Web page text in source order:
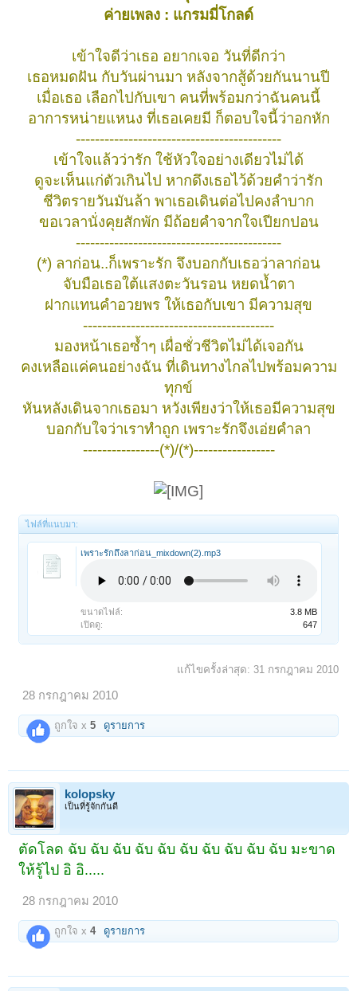
ค่ายเพลง : แกรมมี่โกลด์
เข้าใจดีว่าเธอ อยากเจอ วันที่ดีกว่า
เธอหมดฝัน กับวันผ่านมา หลังจากสู้ด้วยกันนานปี
เมื่อเธอ เลือกไปกับเขา คนที่พร้อมกว่าฉันคนนี้
อาการหน่ายแหนง ที่เธอเคยมี ก็ตอบใจนี้ว่าอกหัก
-------------------------------------------
เข้าใจแล้วว่ารัก ใช้หัวใจอย่างเดียวไม่ได้
ดูจะเห็นแก่ตัวเกินไป หากดึงเธอไว้ด้วยคำว่ารัก
ชีวิตรายวันมันล้า พาเธอเดินต่อไปคงลำบาก
ขอเวลานั่งคุยสักพัก มีถ้อยคำจากใจเปียกปอน
-------------------------------------------
(*) ลาก่อน..ก็เพราะรัก จึงบอกกับเธอว่าลาก่อน
จับมือเธอใต้แสงตะวันรอน หยดน้ำตา
ฝากแทนคำอวยพร ให้เธอกับเขา มีความสุข
----------------------------------------
มองหน้าเธอซ้ำๆ เผื่อชั่วชีวิตไม่ได้เจอกัน
คงเหลือแค่คนอย่างฉัน ที่เดินทางไกลไปพร้อมความ
ทุกข์
หันหลังเดินจากเธอมา หวังเพียงว่าให้เธอมีความสุข
บอกกับใจว่าเราทำถูก เพราะรักจึงเอ่ยคำลา
----------------(*)/(*)-----------------
ไฟล์ที่แนบมา:
เพราะรักถึงลาก่อน_mixdown(2).mp3
ขนาดไฟล์:
3.8 MB
เปิดดู:
647
แก้ไขครั้งล่าสุด: 31 กรกฎาคม 2010
28 กรกฎาคม 2010
ถูกใจ x5 ดูรายการ
kolopsky
เป็นที่รู้จักกันดี
ตัดโลด ฉับ ฉับ ฉับ ฉับ ฉับ ฉับ ฉับ ฉับ ฉับ ฉับ มะขาด
ให้รู้ไป อิ อิ.....
28 กรกฎาคม 2010
ถูกใจ x4 ดูรายการ